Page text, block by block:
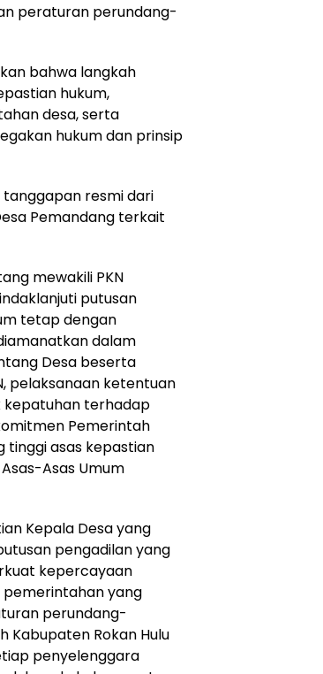
peraturan perundang-
bahwa langkah
hukum,
desa, serta
hukum dan prinsip
resmi dari
Pemandang terkait
mewakili PKN
putusan
tetap dengan
dalam
Desa beserta
pelaksanaan ketentuan
terhadap
Pemerintah
tinggi asas kepastian
Asas Umum
Kepala Desa yang
pengadilan yang
kepercayaan
yang
perundang-
Kabupaten Rokan Hulu
penyelenggara